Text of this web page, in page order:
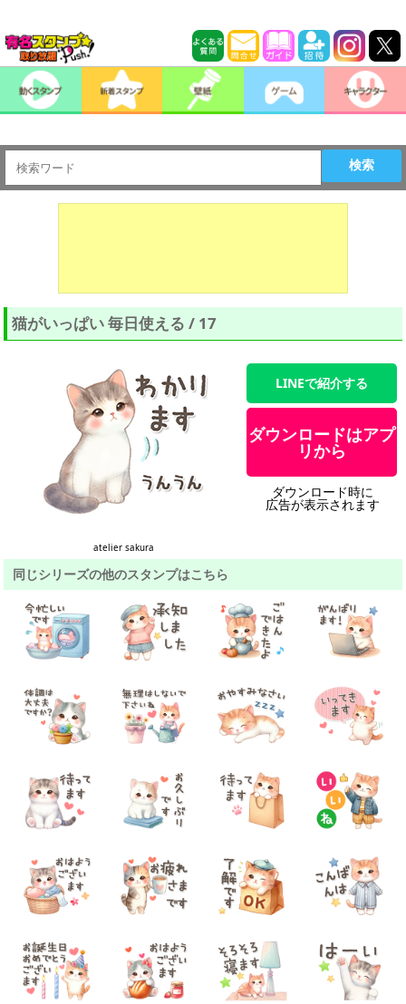
検索
猫がいっぱい 毎日使える / 17
atelier sakura
LINEで紹介する
ダウンロードはアプ
リから
ダウンロード時に
広告が表示されます
同じシリーズの他のスタンプはこちら